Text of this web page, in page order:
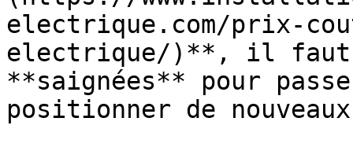
electrique.com/prix-
electrique/)**, il faut
**saignées** pour
positionner de